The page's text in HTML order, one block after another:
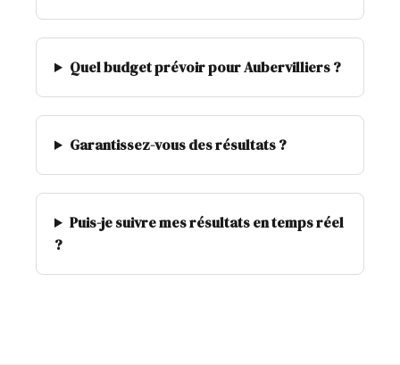
Quel budget prévoir pour Aubervilliers ?
Garantissez-vous des résultats ?
Puis-je suivre mes résultats en temps réel
?